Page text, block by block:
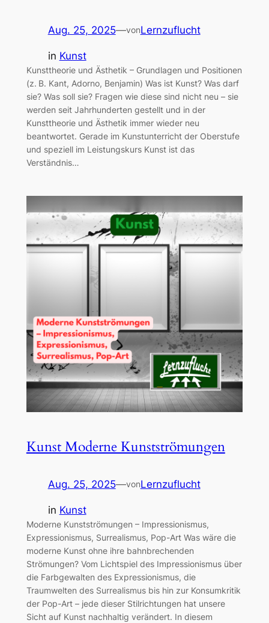
Aug. 25, 2025—vonLernzuflucht
in Kunst
Kunsttheorie und Ästhetik – Grundlagen und Positionen
(z. B. Kant, Adorno, Benjamin) Was ist Kunst? Was darf
sie? Was soll sie? Fragen wie diese sind nicht neu – sie
werden seit Jahrhunderten gestellt und in der
Kunsttheorie und Ästhetik immer wieder neu
beantwortet. Gerade im Kunstunterricht der Oberstufe
und speziell im Leistungskurs Kunst ist das
Verständnis…
Kunst Moderne Kunstströmungen
Aug. 25, 2025—vonLernzuflucht
in Kunst
Moderne Kunstströmungen – Impressionismus,
Expressionismus, Surrealismus, Pop-Art Was wäre die
moderne Kunst ohne ihre bahnbrechenden
Strömungen? Vom Lichtspiel des Impressionismus über
die Farbgewalten des Expressionismus, die
Traumwelten des Surrealismus bis hin zur Konsumkritik
der Pop-Art – jede dieser Stilrichtungen hat unsere
Sicht auf Kunst nachhaltig verändert. In diesem